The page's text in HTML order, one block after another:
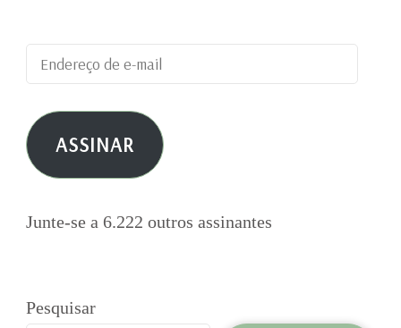
Endereço
de
e-
mail ASSINAR
Junte-se a 6.222 outros assinantes
Pesquisar